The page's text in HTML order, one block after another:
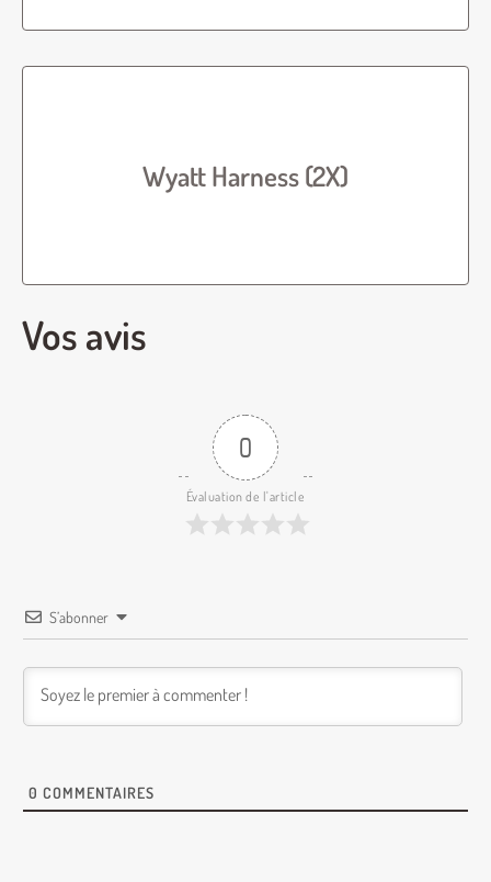
Wyatt Harness (2X)
Vos avis
0
Évaluation de l'article
S’abonner
0 COMMENTAIRES